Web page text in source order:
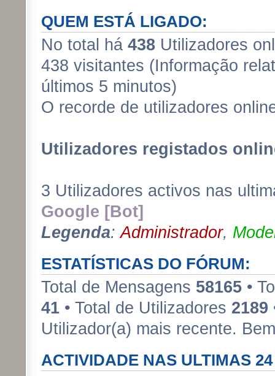
QUEM ESTÁ LIGADO:
No total há 438 Utilizadores
438 visitantes (Informação
últimos 5 minutos)
O recorde de utilizadores
Utilizadores registados
3 Utilizadores activos nas
Google [Bot]
Legenda:Administrador,
ESTATÍSTICAS DO FÓRUM:
Total de Mensagens 58165 •
41 • Total de Utilizadores 2189
Utilizador(a) mais recente.
ACTIVIDADE NAS ULTIMAS